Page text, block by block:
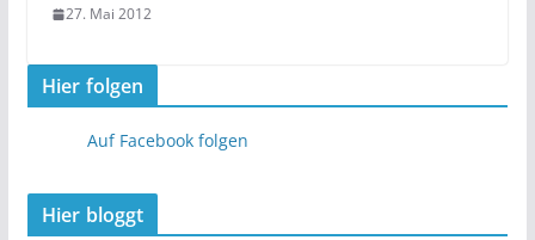
27. Mai 2012
Hier folgen
Auf Facebook folgen
Hier bloggt